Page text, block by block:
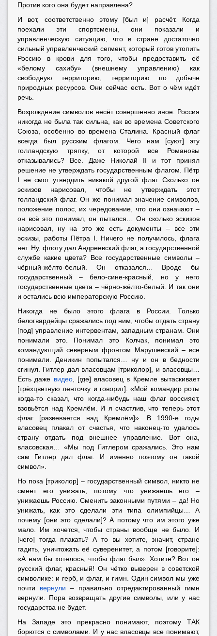
Против кого она будет направлена?
И вот, соответственно этому [был и] расчёт. Когда
поехали эти спортсмены, они показали и
управленческую ситуацию, что в стране достаточно
сильный управленческий сегмент, который готов утопить
Россию в крови для того, чтобы предоставить её
«белому сахибу» (внешнему управлению) как
свободную территорию, территорию по добыче
природных ресурсов. Они сейчас есть. Вот о чём идёт
речь.
Возрождение символов несёт совершенно иное. Россия
никогда не была так сильна, как во времена Советского
Союза, особенно во времена Сталина. Красный флаг
всегда был русским флагом. Чего нам [суют] эту
голландскую тряпку, от которой все Романовы
отказывались? Все. Даже Николай II и тот принял
решение не утверждать государственным флагом. Пётр
I не смог утвердить никакой другой флаг. Сколько он
эскизов нарисовал, чтобы не утверждать этот
голландский флаг. Он же понимал значение символов,
положение полос, их чередование, что они означают –
он всё это понимал, он пытался… Он сколько эскизов
нарисовал, ну на это же есть документы – все эти
эскизы, работы Пётра I. Ничего не получилось, флага
нет. Ну, флоту дал Андреевский флаг, а государственной
службе какие цвета? Все государственные символы –
чёрный-жёлто-белый. Он отказался… Вроде бы
государственный – бело-сине-красный, но у него
государственные цвета – чёрно-жёлто-белый. И так они
и остались всю императорскую Россию.
Никогда не было этого флага в России. Только
белогвардейцы сражались под ним, чтобы отдать страну
[под] управление интервентам, западным странам. Они
понимали это. Понимал это Колчак, понимал это
командующий северным фронтом Марушевский – все
понимали. Деникин попытался… ну и он в бедности
сгинул. Гитлер дал власовцам [триколор], и власовцы…
Есть даже видео, [где] власовец в Кремле вытаскивает
[трёхцветную ленточку и говорит]: «Мой командир роты
когда-то сказал, что когда-нибудь наш флаг воссияет,
взовьётся над Кремлём. И я счастлив, что теперь этот
флаг [развевается над Кремлём]». В 1990-е годы
власовец плакал от счастья, что наконец-то удалось
страну отдать под внешнее управление. Вот она,
власовская… «Мы под Гитлером сражались. Это нам
сам Гитлер дал флаг. И именно поэтому он такой
символ».
Но пока [триколор] – государственный символ, никто не
смеет его унижать, потому что унижаешь его –
унижаешь Россию. Сменить законными путями – да! Но
унижать, как это сделали эти типа олимпийцы… А
почему [они это сделали]? А потому что им этого уже
мало. Им хочется, чтобы страны вообще не было. И
[чего] тогда плакать? А то вы хотите, значит, стране
гадить, уничтожать её суверенитет, а потом [говорите]:
«А нам бы хотелось, чтобы флаг был». Хотите? Вот он
русский флаг, красный! Он чётко выверен в советской
символике: и герб, и флаг, и гимн. Один символ мы уже
почти вернули – правильно отредактированный гимн
вернули. Пора возвращать другие символы, или у нас
государства не будет.
На Западе это прекрасно понимают, поэтому ТАК
борются с символами. И у нас власовцы все понимают,